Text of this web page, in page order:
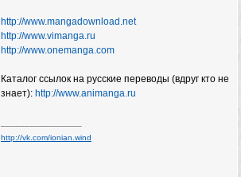
http://www.mangadownload.net
http://www.vimanga.ru
http://www.onemanga.com
Каталог ссылок на русские переводы (вдруг кто не
знает): http://www.animanga.ru
http://vk.com/ionian.wind